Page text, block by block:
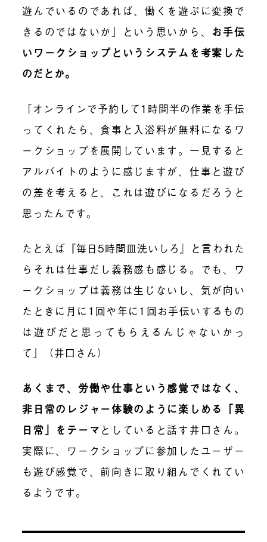
遊んでいるのであれば、働くを遊ぶに変換で
きるのではないか」という思いから、 お手伝
いワークショップというシステムを考案した
のだとか。
「オンラインで予約して1時間半の作業を手伝
ってくれたら、食事と入浴料が無料になるワ
ークショップを展開しています。一見すると
アルバイトのように感じますが、仕事と遊び
の差を考えると、これは遊びになるだろうと
思 ったんです。
たとえば『毎日5時間皿洗いしろ』と言われた
らそれは仕事だし義務感も感 じる 。で も 、ワ
ークショップは義務は生じ ないし、 気が向い
たときに月に1回や年に1回お手伝いするもの
は遊びだと 思ってもらえるんじゃないかっ
て 」 （井口さん）
あくまで、労働や仕事という感覚ではなく、
非日常のレジャー体験のように楽しめる「異
日常」をテーマ としてい ると話す井口さん。
実際に、ワークショップに参加したユーザー
も遊び感覚で、前向きに取り組んでくれてい
るようです。